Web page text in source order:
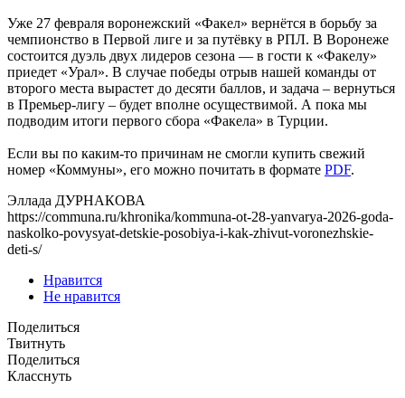
Уже 27 февраля воронежский «Факел» вернётся в борьбу за
чемпионство в Первой лиге и за путёвку в РПЛ. В Воронеже
состоится дуэль двух лидеров сезона — в гости к «Факелу»
приедет «Урал». В случае победы отрыв нашей команды от
второго места вырастет до десяти баллов, и задача – вернуться
в Премьер-лигу – будет вполне осуществимой. А пока мы
подводим итоги первого сбора «Факела» в Турции.
Если вы по каким-то причинам не смогли купить свежий
номер «Коммуны», его можно почитать в формате PDF.
Эллада ДУРНАКОВА
https://communa.ru/khronika/kommuna-ot-28-yanvarya-2026-goda-
naskolko-povysyat-detskie-posobiya-i-kak-zhivut-voronezhskie-
deti-s/
Нравится
Не нравится
Поделиться
Твитнуть
Поделиться
Класснуть